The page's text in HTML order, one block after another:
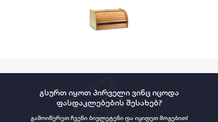
გსურთ იყოთ პირველი ვინც იცოდა
ფასდაკლებების შესახებ?
გამოიწერეთ ჩვენი ბიულეტენი და იყიდეთ მოგებით!